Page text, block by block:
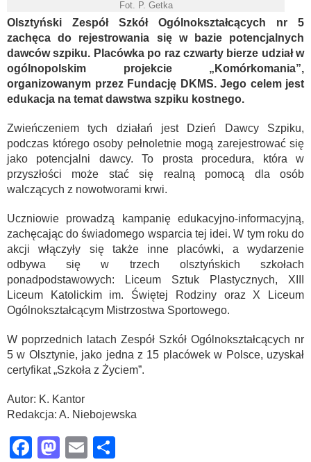
Fot. P. Getka
Olsztyński Zespół Szkół Ogólnokształcących nr 5
zachęca do rejestrowania się w bazie potencjalnych
dawców szpiku. Placówka po raz czwarty bierze udział w
ogólnopolskim projekcie „Komórkomania”,
organizowanym przez Fundację DKMS. Jego celem jest
edukacja na temat dawstwa szpiku kostnego.
Zwieńczeniem tych działań jest Dzień Dawcy Szpiku,
podczas którego osoby pełnoletnie mogą zarejestrować się
jako potencjalni dawcy. To prosta procedura, która w
przyszłości może stać się realną pomocą dla osób
walczących z nowotworami krwi.
Uczniowie prowadzą kampanię edukacyjno-informacyjną,
zachęcając do świadomego wsparcia tej idei. W tym roku do
akcji włączyły się także inne placówki, a wydarzenie
odbywa się w trzech olsztyńskich szkołach
ponadpodstawowych: Liceum Sztuk Plastycznych, XIII
Liceum Katolickim im. Świętej Rodziny oraz X Liceum
Ogólnokształcącym Mistrzostwa Sportowego.
W poprzednich latach Zespół Szkół Ogólnokształcących nr
5 w Olsztynie, jako jedna z 15 placówek w Polsce, uzyskał
certyfikat „Szkoła z Życiem”.
Autor: K. Kantor
Redakcja: A. Niebojewska
Facebook
Mastodon
Email